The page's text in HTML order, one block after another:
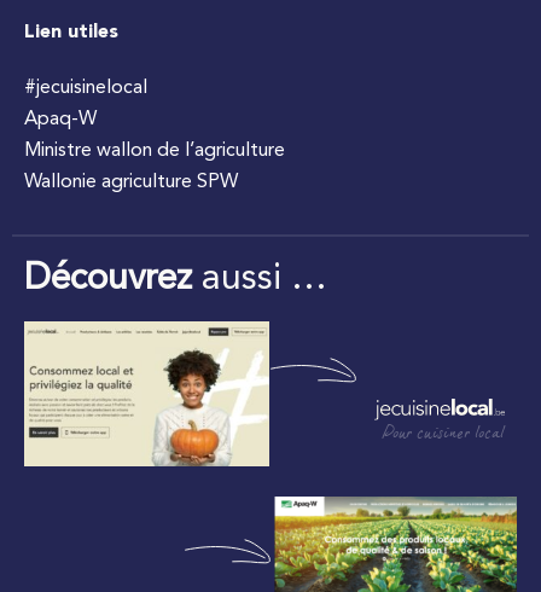
Lien utiles
#jecuisinelocal
Apaq-W
Ministre wallon de l’agriculture
Wallonie agriculture SPW
Découvrezaussi …
Pour cuisiner local